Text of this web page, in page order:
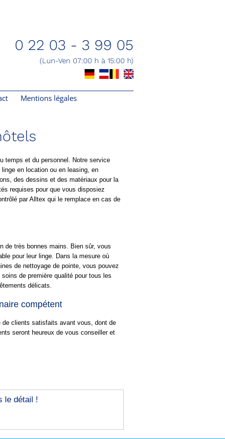
0 22 03 - 3 99 05
(Lun-Ven 07:00 h à 15:00 h)
Mentions légales
temps et du personnel. Notre service
en location ou en leasing, en
des dessins et des matériaux pour la
requises pour que vous disposiez
par Alltex qui le remplace en cas de
de très bonnes mains. Bien sûr, vous
pour leur linge. Dans la mesure où
de nettoyage de pointe, vous pouvez
de première qualité pour tous les
délicats.
compétent
de clients satisfaits avant vous, dont de
seront heureux de vous conseiller et
le détail !